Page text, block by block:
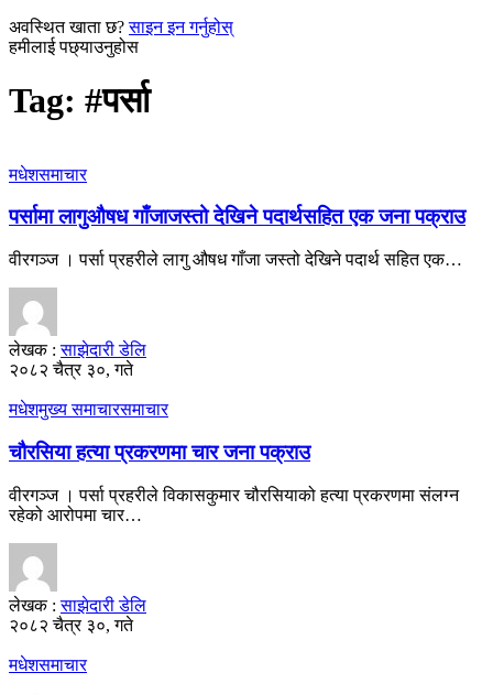
अवस्थित खाता छ? साइन इन गर्नुहोस्
हमीलाई पछ्याउनुहोस
Tag: #पर्सा
मधेशसमाचार
पर्सामा लागुऔषध गाँजाजस्तो देखिने पदार्थसहित एक जना पक्राउ
वीरगञ्ज । पर्सा प्रहरीले लागु औषध गाँजा जस्तो देखिने पदार्थ सहित एक…
लेखक : साझेदारी डेलि
२०८२ चैत्र ३०, गते
मधेशमुख्य समाचारसमाचार
चौरसिया हत्या प्रकरणमा चार जना पक्राउ
वीरगञ्ज । पर्सा प्रहरीले विकासकुमार चौरसियाको हत्या प्रकरणमा संलग्न
रहेको आरोपमा चार…
लेखक : साझेदारी डेलि
२०८२ चैत्र ३०, गते
मधेशसमाचार